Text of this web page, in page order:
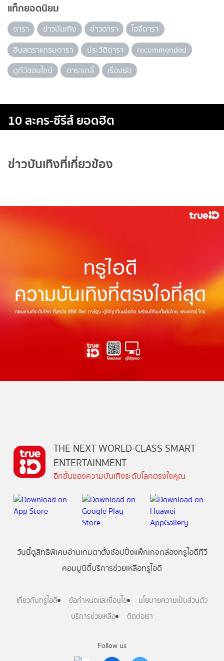
แท็กยอดนิยม
ดารา ข่าวบันเทิง ข่าวดารา
ไอจีดารา
อินสตราแกรมดารา
ประวัติดารา
recommended
ดูทีวีออนไลน์
ดาราเดลี่ เรื่องย่อ
10 ละคร-ซีรีส์ ยอดฮิต
ข่าวบันเทิงที่เกี่ยวข้อง
Follow us
THE NEXT WORLD-CLASS SMART
ENTERTAINMENT
อีกขั้นของความบันเทิงระดับโลกตรงใจคุณ
วันนี้ดูสิทธิพิเศษอ่านเกมตาตั้งช้อปปิ้งแพ็กเกจกล่องทรูไอดีทีวี
คอมมูนิตี้บริการช่วยเหลือทรูไอดี
เกี่ยวกับทรูไอดี ข้อกำหนดและเงื่อนไข
นโยบายความเป็นส่วนตัว
บริการช่วยเหลือ
ติดต่อเรา